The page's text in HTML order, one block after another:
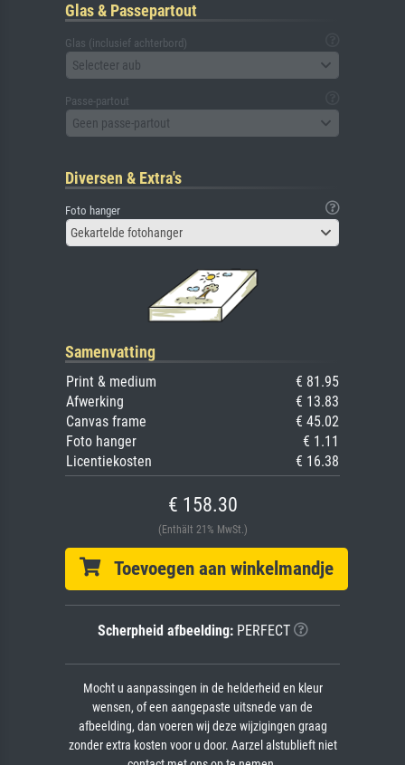
Glas & Passepartout
Glas (inclusief achterbord)
Selecteer aub
Passe-partout
Geen passe-partout
Diversen & Extra's
Foto hanger
Gekartelde fotohanger
Samenvatting
Print & medium
€ 81.95
Afwerking
€ 13.83
Canvas frame
€ 45.02
Foto hanger
€ 1.11
Licentiekosten
€ 16.38
€ 158.30
(Enthält 21% MwSt.)
Toevoegen aan winkelmandje
Scherpheid afbeelding:PERFECT
Mocht u aanpassingen in de helderheid en kleur
wensen, of een aangepaste uitsnede van de
afbeelding, dan voeren wij deze wijzigingen graag
zonder extra kosten voor u door. Aarzel alstublieft niet